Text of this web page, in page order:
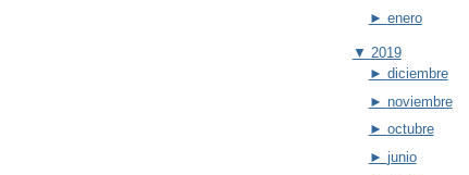
► enero
▼ 2019
► diciembre
► noviembre
► octubre
► junio